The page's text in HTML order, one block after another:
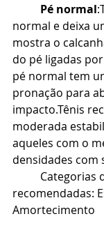
Pé normal
normal e deixa
mostra o
do pé ligadas
pé normal tem
pronação para
impacto.Tênis
moderada
aqueles com o
densidades com
Categorias
recomendadas:
Amortecimento